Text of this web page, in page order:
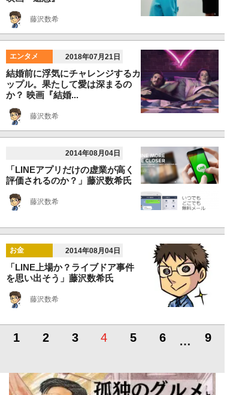
藤沢数希
エンタメ 2018年07月21日
結婚前に浮気にチャレンジするカ
ップル。果たして愛は深まるの
か？ 映画『結婚...
藤沢数希
2014年08月04日
「LINEアプリだけの虚業が高く
評価されるのか？」藤沢数希氏
藤沢数希
お金 2014年08月04日
「LINE上場か？ライブドア事件
を思い出そう」藤沢数希氏
藤沢数希
1 2 3 4 5 6 … 9